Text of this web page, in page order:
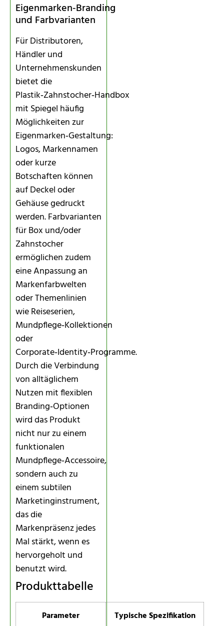
Eigenmarken‑Branding
und Farbvarianten
Für Distributoren,
Händler und
Unternehmenskunden
bietet die
Plastik‑Zahnstocher‑Handbox
mit Spiegel häufig
Möglichkeiten zur
Eigenmarken‑Gestaltung:
Logos, Markennamen
oder kurze
Botschaften können
auf Deckel oder
Gehäuse gedruckt
werden. Farbvarianten
für Box und/oder
Zahnstocher
ermöglichen zudem
eine Anpassung an
Markenfarbwelten
oder Themenlinien
wie Reiseserien,
Mundpflege‑Kollektionen
oder
Corporate‑Identity‑Programme.
Durch die Verbindung
von alltäglichem
Nutzen mit flexiblen
Branding‑Optionen
wird das Produkt
nicht nur zu einem
funktionalen
Mundpflege‑Accessoire,
sondern auch zu
einem subtilen
Marketinginstrument,
das die
Markenpräsenz jedes
Mal stärkt, wenn es
hervorgeholt und
benutzt wird.
Produkttabelle
Parameter Typische Spezifikation